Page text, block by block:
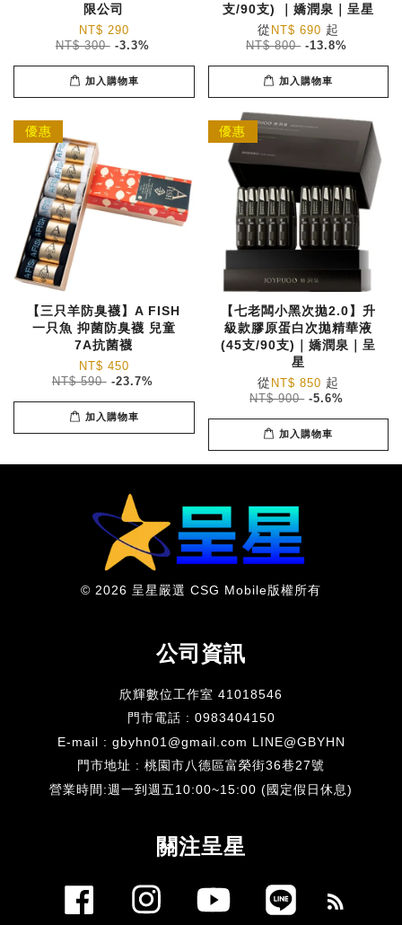
限公司
NT$ 290
NT$ 300 -3.3%
加入購物車
支/90支) ｜嬌潤泉｜呈星
從 NT$ 690 起
NT$ 800 -13.8%
加入購物車
優惠
【三只羊防臭襪】A FISH
一只魚 抑菌防臭襪 兒童
7A抗菌襪
NT$ 450
NT$ 590 -23.7%
加入購物車
優惠
【七老闆小黑次拋2.0】升
級款膠原蛋白次拋精華液
(45支/90支)｜嬌潤泉｜呈
星
從 NT$ 850 起
NT$ 900 -5.6%
加入購物車
© 2026 呈星嚴選 CSG Mobile版權所有
公司資訊
欣輝數位工作室 41018546
門市電話 : 0983404150
E-mail : gbyhn01@gmail.com LINE@GBYHN
門市地址 : 桃園市八德區富榮街36巷27號
​營業時間:週一到週五10:00~15:00 (國定假日休息)
關注呈星
Facebook Instagram YouTube